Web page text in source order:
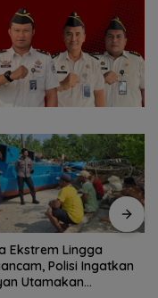
dialogis Polres Lingga
kemitraan dengan